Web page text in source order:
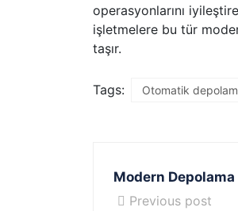
operasyonlarını
işletmelere bu tür
taşır.
Tags: Otomatik
Modern
Previous post